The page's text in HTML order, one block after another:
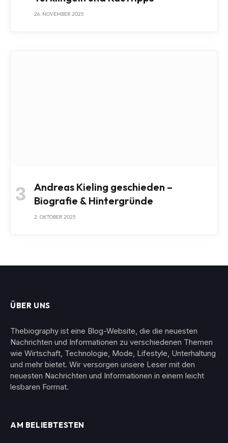
26. NOVEMBER 2025
Andreas Kieling geschieden –
Biografie & Hintergründe
2. OKTOBER 2025
ÜBER UNS
Thebiography ist eine Blog-Website, die die neuesten
Nachrichten und Informationen zu verschiedenen Themen
wie Wirtschaft, Technologie, Mode, Lifestyle, Unterhaltung
und mehr bietet. Wir versorgen unsere Leser mit den
neuesten Nachrichten und Informationen in einem leicht
lesbaren Format.
AM BELIEBTESTEN